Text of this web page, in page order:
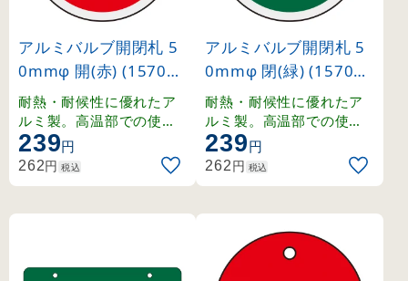
アルミバルブ開閉札 5
0mmφ 開(赤) (157011
)
耐熱・耐候性に優れたア
ルミ製。高温部での使用
にも適したバルブ表示札
。
239円
262円 税込
アルミバルブ開閉札 5
0mmφ 閉(緑) (157022
)
耐熱・耐候性に優れたア
ルミ製。高温部での使用
にも適したバルブ表示札
。
239円
262円 税込